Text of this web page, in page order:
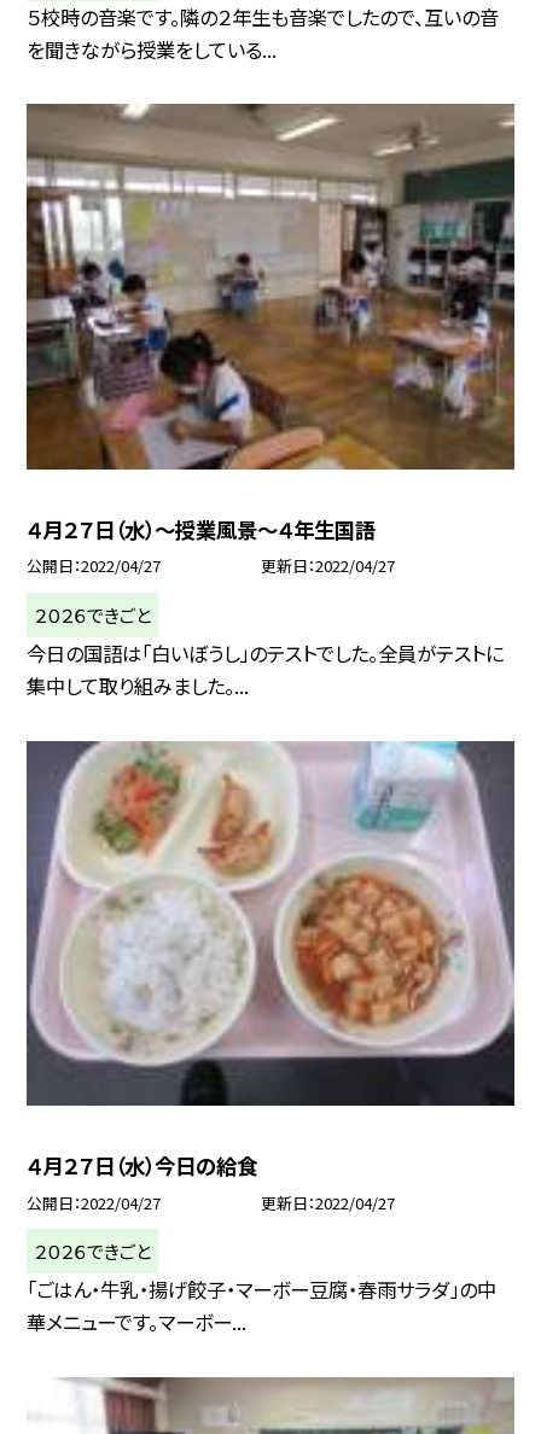
５校時の音楽です。隣の２年生も音楽でしたので、互いの音
を聞きながら授業をしている...
４月２７日（水）〜授業風景〜４年生国語
公開日 2022/04/27 更新日 2022/04/27
２０２６できごと
今日の国語は「白いぼうし」のテストでした。全員がテストに
集中して取り組みました。...
４月２７日（水）今日の給食
公開日 2022/04/27 更新日 2022/04/27
２０２６できごと
「ごはん・牛乳・揚げ餃子・マーボー豆腐・春雨サラダ」の中
華メニューです。マーボー...